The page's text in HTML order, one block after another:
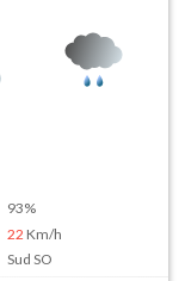
93%
22 Km/h
Sud SO